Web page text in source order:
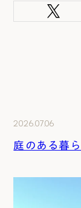
2026.07.06
庭のある暮ら